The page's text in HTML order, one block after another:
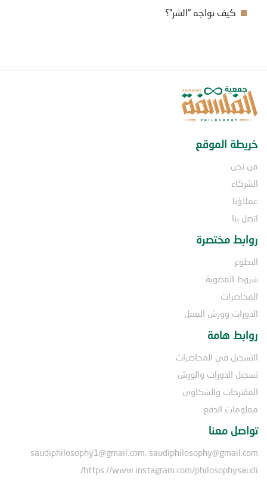
كيف نواجه “الشر”؟
خريطة الموقع
من نحن
الشركاء
عملاؤنا
اتصل بنا
روابط مختصرة
التطوع
شروط العضوية
المحاضرات
الدورات وورش العمل
روابط هامة
التسجيل في المحاضرات
تسجيل الدورات والورش
المقترحات والشكاوى
معلومات الدفع
تواصل معنا
saudiphilosophy1@gmail.com, saudiphilosophy@gmail.com
https://www.instagram.com/philosophysaudi/